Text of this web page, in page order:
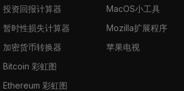
投资回报计算器
暂时性损失计算器
加密货币转换器
Bitcoin 彩虹图
Ethereum 彩虹图
MacOS小工具
Mozilla扩展程序
苹果电视